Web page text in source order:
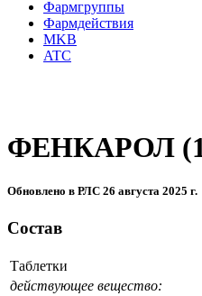
Фармгруппы
Фармдействия
MKB
ATC
ФЕНКАРОЛ
Обновлено в РЛС 26 августа 2025 г.
Состав
Таблетки
действующее вещество: